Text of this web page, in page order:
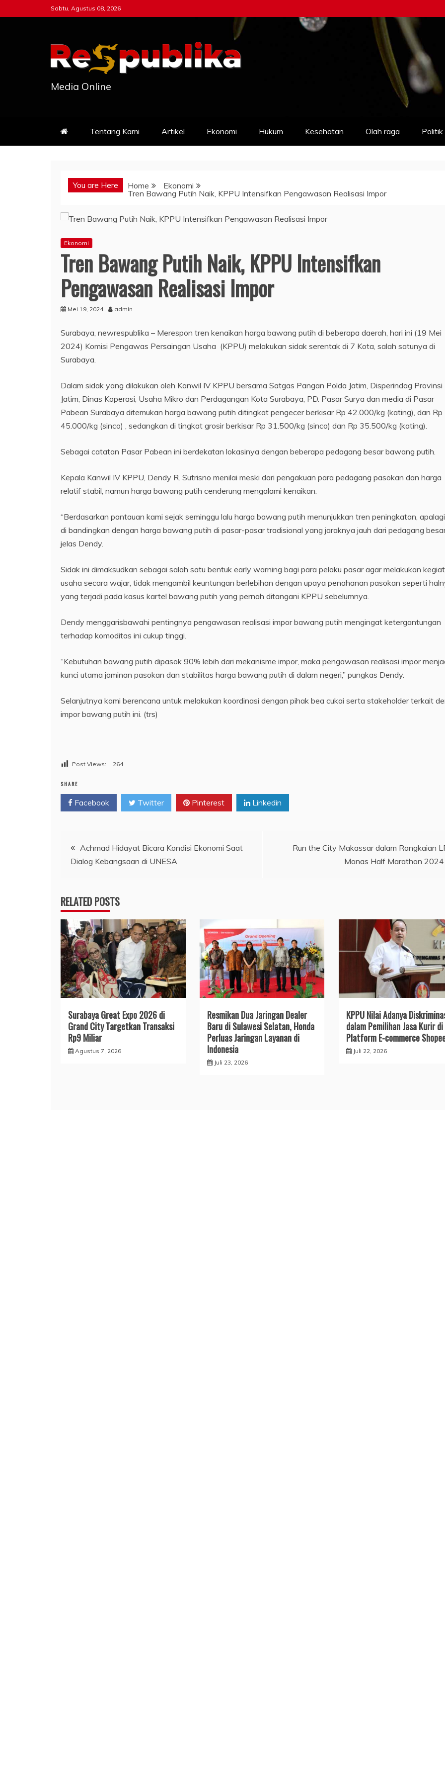
to
Sabtu, Agustus 08, 2026
Media Online
Tentang Kami Artikel Ekonomi Hukum Kesehatan Olah raga Politik
You are Here Home
Ekonomi
Tren Bawang Putih Naik, KPPU Intensifkan Pengawasan Realisasi Impor
Ekonomi
Tren Bawang Putih Naik, KPPU Intensifkan
Pengawasan Realisasi Impor
Mei 19, 2024 admin
Surabaya, newrespublika – Merespon tren kenaikan harga bawang putih di beberapa daerah, hari ini (19 Mei
2024) Komisi Pengawas Persaingan Usaha (KPPU) melakukan sidak serentak di 7 Kota, salah satunya di
Surabaya.
Dalam sidak yang dilakukan oleh Kanwil IV KPPU bersama Satgas Pangan Polda Jatim, Disperindag Provinsi
Jatim, Dinas Koperasi, Usaha Mikro dan Perdagangan Kota Surabaya, PD. Pasar Surya dan media di Pasar
Pabean Surabaya ditemukan harga bawang putih ditingkat pengecer berkisar Rp 42.000/kg (kating), dan Rp
45.000/kg (sinco) , sedangkan di tingkat grosir berkisar Rp 31.500/kg (sinco) dan Rp 35.500/kg (kating).
Sebagai catatan Pasar Pabean ini berdekatan lokasinya dengan beberapa pedagang besar bawang putih.
Kepala Kanwil IV KPPU, Dendy R. Sutrisno menilai meski dari pengakuan para pedagang pasokan dan harga
relatif stabil, namun harga bawang putih cenderung mengalami kenaikan.
“Berdasarkan pantauan kami sejak seminggu lalu harga bawang putih menunjukkan tren peningkatan,
di bandingkan dengan harga bawang putih di pasar-pasar tradisional yang jaraknya jauh dari pedagang
jelas Dendy.
Sidak ini dimaksudkan sebagai salah satu bentuk early warning bagi para pelaku pasar agar melakukan
usaha secara wajar, tidak mengambil keuntungan berlebihan dengan upaya penahanan pasokan seperti
yang terjadi pada kasus kartel bawang putih yang pernah ditangani KPPU sebelumnya.
Dendy menggarisbawahi pentingnya pengawasan realisasi impor bawang putih mengingat ketergantungan
terhadap komoditas ini cukup tinggi.
“Kebutuhan bawang putih dipasok 90% lebih dari mekanisme impor, maka pengawasan realisasi impor
kunci utama jaminan pasokan dan stabilitas harga bawang putih di dalam negeri,” pungkas Dendy.
Selanjutnya kami berencana untuk melakukan koordinasi dengan pihak bea cukai serta stakeholder terkait
impor bawang putih ini. (trs)
Post Views: 264
SHARE
Facebook Twitter Pinterest Linkedin
Navigasi
pos
Achmad Hidayat Bicara Kondisi Ekonomi Saat
Dialog Kebangsaan di UNESA
Run the City Makassar dalam Rangkaian
Monas Half Marathon 2024
RELATED POSTS
Surabaya Great Expo 2026 di
Grand City Targetkan Transaksi
Rp9 Miliar
Agustus 7, 2026
Resmikan Dua Jaringan Dealer
Baru di Sulawesi Selatan, Honda
Perluas Jaringan Layanan di
Indonesia
Juli 23, 2026
KPPU Nilai Adanya
dalam Pemilihan Jasa Kurir di
Platform E-commerce
Juli 22, 2026